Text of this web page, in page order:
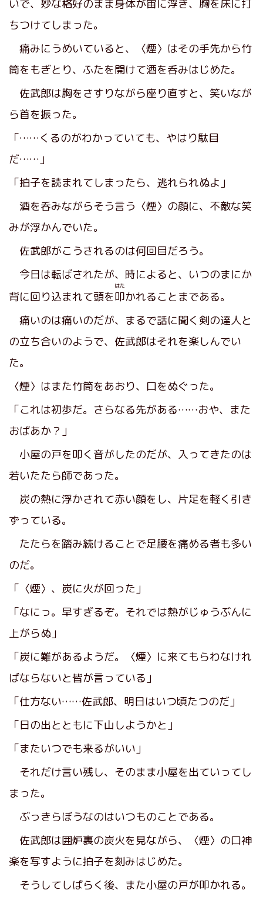
いで、妙な格好のまま身体が宙に浮き、胸を床に打
ちつけてしまった。
痛みにうめいていると、〈煙〉はその手先から竹
筒をもぎとり、ふたを開けて酒を呑みはじめた。
佐武郎は胸をさすりながら座り直すと、笑いなが
ら首を振った。
「……くるのがわかっていても、やはり駄目
だ……」
「拍子を読まれてしまったら、逃れられぬよ」
酒を呑みながらそう言う〈煙〉の顔に、不敵な笑
みが浮かんでいた。
佐武郎がこうされるのは何回目だろう。
今日は転ばされたが、時によると、いつのまにか
背に回り込まれて頭を叩
はた
かれることまである。
痛いのは痛いのだが、まるで話に聞く剣の達人と
の立ち合いのようで、佐武郎はそれを楽しんでい
た。
〈煙〉はまた竹筒をあおり、口をぬぐった。
「これは初歩だ。さらなる先がある……おや、また
おばあか？」
小屋の戸を叩く音がしたのだが、入ってきたのは
若いたたら師であった。
炭の熱に浮かされて赤い顔をし、片足を軽く引き
ずっている。
たたらを踏み続けることで足腰を痛める者も多い
のだ。
「〈煙〉、炭に火が回った」
「なにっ。早すぎるぞ。それでは熱がじゅうぶんに
上がらぬ」
「炭に難があるようだ。〈煙〉に来てもらわなけれ
ばならないと皆が言っている」
「仕方ない……佐武郎、明日はいつ頃たつのだ」
「日の出とともに下山しようかと」
「またいつでも来るがいい」
それだけ言い残し、そのまま小屋を出ていってし
まった。
ぶっきらぼうなのはいつものことである。
佐武郎は囲炉裏の炭火を見ながら、〈煙〉の口神
楽を写すように拍子を刻みはじめた。
そうしてしばらく後、また小屋の戸が叩かれる。